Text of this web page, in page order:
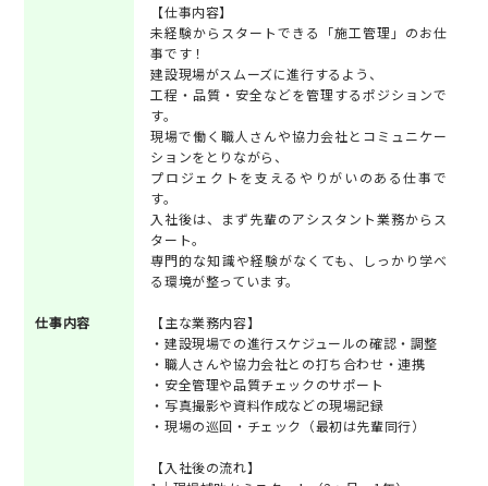
仕事内容
【仕事内容】
未経験からスタートできる「施工管理」のお仕
事です！
建設現場がスムーズに進行するよう、
工程・品質・安全などを管理するポジションで
す。
現場で働く職人さんや協力会社とコミュニケー
ションをとりながら、
プロジェクトを支えるやりがいのある仕事で
す。
入社後は、まず先輩のアシスタント業務からス
タート。
専門的な知識や経験がなくても、しっかり学べ
る環境が整っています。
【主な業務内容】
・建設現場での進行スケジュールの確認・調整
・職人さんや協力会社との打ち合わせ・連携
・安全管理や品質チェックのサポート
・写真撮影や資料作成などの現場記録
・現場の巡回・チェック（最初は先輩同行）
【入社後の流れ】